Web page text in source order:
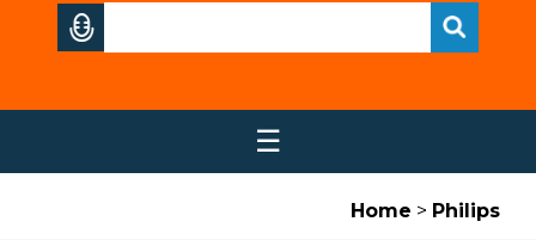
☰
Home > Philips